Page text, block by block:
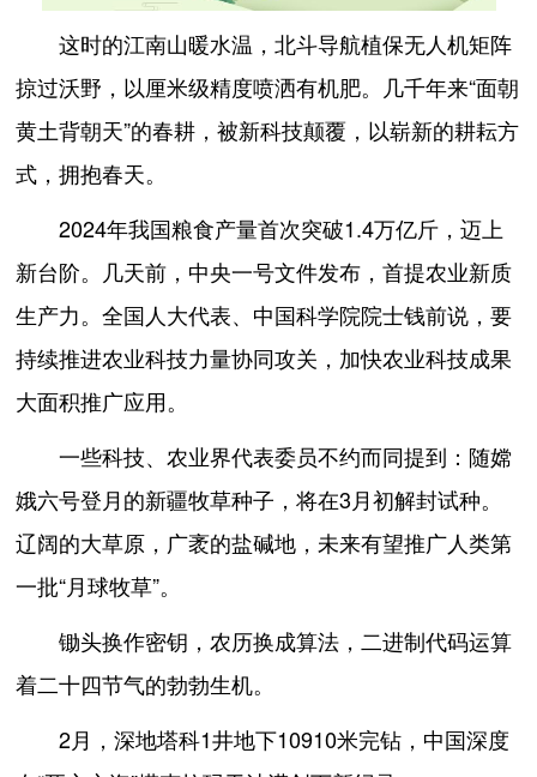
这时的江南山暖水温，北斗导航植保无人机矩阵
掠过沃野，以厘米级精度喷洒有机肥。几千年来“面朝
黄土背朝天”的春耕，被新科技颠覆，以崭新的耕耘方
式，拥抱春天。
2024年我国粮食产量首次突破1.4万亿斤，迈上
新台阶。几天前，中央一号文件发布，首提农业新质
生产力。全国人大代表、中国科学院院士钱前说，要
持续推进农业科技力量协同攻关，加快农业科技成果
大面积推广应用。
一些科技、农业界代表委员不约而同提到：随嫦
娥六号登月的新疆牧草种子，将在3月初解封试种。
辽阔的大草原，广袤的盐碱地，未来有望推广人类第
一批“月球牧草”。
锄头换作密钥，农历换成算法，二进制代码运算
着二十四节气的勃勃生机。
2月，深地塔科1井地下10910米完钻，中国深度